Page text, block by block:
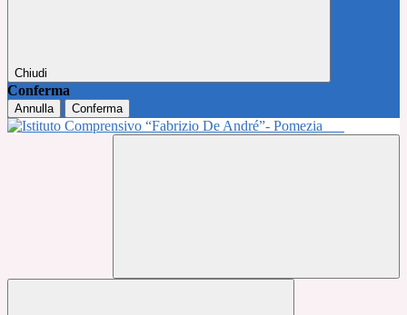
Chiudi
Conferma
Annulla Conferma